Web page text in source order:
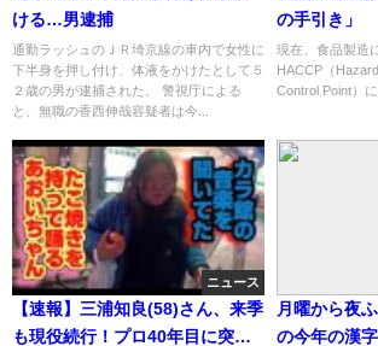
ける…男逮捕
通勤ラッシュのＪＲ埼京線の車内で女性に
下半身を押し付け、体液をかけたとして５
２歳の男が逮捕された。 警視庁による
と、無職の香西伸哉容疑者は今...
の手引き」
現在、食品製造
HACCP（
Control Point）
ニュース
【速報】三浦知良(58)さん、来季
も現役続行！プロ40年目に突入
月曜から夜
の今年の漢